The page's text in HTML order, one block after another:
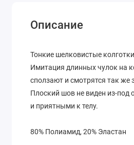
Описание
Тонкие шелковистые
Имитация длинных чулок на
сползают и смотрятся так
Плоский шов не виден из-под
и приятными к телу.
80% Полиамид, 20% Эластан